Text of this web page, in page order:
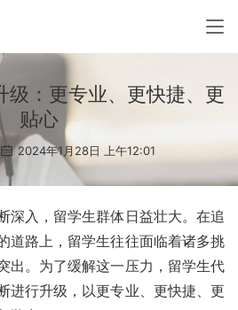
级：更专业、更快捷、更
贴心
2024年1月28日 上午12:01
深入，留学生群体日益壮大。在追
道路上，留学生往往面临着诸多挑
出。为了缓解这一压力，留学生代
进行升级，以更专业、更快捷、更